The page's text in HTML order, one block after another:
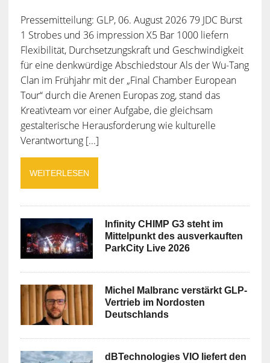
Pressemitteilung: GLP, 06. August 2026 79 JDC Burst
1 Strobes und 36 impression X5 Bar 1000 liefern
Flexibilität, Durchsetzungskraft und Geschwindigkeit
für eine denkwürdige Abschiedstour Als der Wu-Tang
Clan im Frühjahr mit der „Final Chamber European
Tour“ durch die Arenen Europas zog, stand das
Kreativteam vor einer Aufgabe, die gleichsam
gestalterische Herausforderung wie kulturelle
Verantwortung [...]
WEITERLESEN
Infinity CHIMP G3 steht im
Mittelpunkt des ausverkauften
ParkCity Live 2026
Michel Malbranc verstärkt GLP-
Vertrieb im Nordosten
Deutschlands
dBTechnologies VIO liefert den